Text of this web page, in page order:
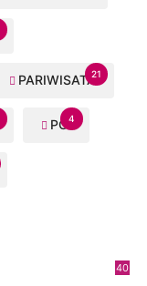
PARIWISATA21
PGI4
40